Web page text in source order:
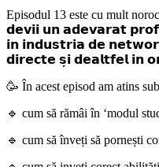
Episodul 13 este cu mult
𝗱𝗲𝘃𝗶𝗶 𝘂𝗻 𝗮𝗱𝗲𝘃𝗮𝗿𝗮𝘁
𝗶𝗻 𝗶𝗻𝗱𝘂𝘀𝘁𝗿𝗶𝗮 𝗱𝗲
𝗱𝗶𝗿𝗲𝗰𝘁𝗲 𝘀̦𝗶 𝗱𝗲𝗮𝗹𝘁𝗳𝗲𝗹 𝗶𝗻
🥳 În acest episod am atins
🔹 cum să rămâi în ‘modul
🔹 cum să înveți să pornești